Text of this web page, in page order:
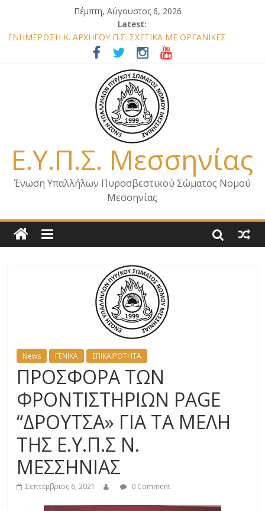
Πέμπτη, Αύγουστος 6, 2026
Latest:
ΕΝΗΜΕΡΩΣΗ Κ. ΑΡΧΗΓΟΥ Π.Σ. ΣΧΕΤΙΚΑ ΜΕ ΟΡΓΑΝΙΚΕΣ
ΘΕΣΕΙΣ ΝΟΜΟΥ ΜΕΣΣΗΝΙΑΣ 2026
ΕΝΗΜΕΡΩΣΗ ΜΕΛΩΝ – ΕΠΙΣΚΕΨΗ ΕΝΩΣΗΣ ΣΕ ΥΠΗΡΕΣΙΕΣ ΚΑΙ
ΚΛΙΜΑΚΙΑ ΤΟΥ ΝΟΜΟΥ ΜΑΣ
ΕΝΗΜΕΡΩΣΗ ΜΕΛΩΝ ΓΙΑ ΕΠΙΣΚΕΨΕΙΣ ΣΩΜΑΤΕΙΟΥ
ΕΝΗΜΕΡΩΣΗ ΜΕΛΩΝ – ΕΠΙΣΚΕΨΗ ΣΤΗΝ Π.Υ. Α/Δ ΚΑΛΑΜΑΤΑΣ
ΕΠΙΣΤΟΛΗ ΓΙΑ ΣΧΕΔΙΟ ΔΑΣΩΝ 2026
Ε.Υ.Π.Σ. Μεσσηνίας
Ένωση Υπαλλήλων Πυροσβεστικού Σώματος Νομού
Μεσσηνίας
News ΓΕΝΙΚΑ ΕΠΙΚΑΙΡΟΤΗΤΑ
ΠΡΟΣΦΟΡΑ ΤΩΝ
ΦΡΟΝΤΙΣΤΗΡΙΩΝ PAGE
“ΔΡΟΥΤΣΑ» ΓΙΑ ΤΑ ΜΕΛΗ
ΤΗΣ Ε.Υ.Π.Σ Ν.
ΜΕΣΣΗΝΙΑΣ
Σεπτέμβριος 6, 2021 0 Comment